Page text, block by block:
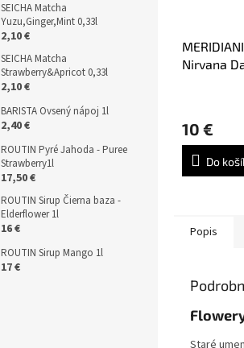
SEICHA Matcha
Yuzu,Ginger,Mint 0,33l
2,10 €
SEICHA Matcha
Strawberry&Apricot 0,33l
2,10 €
BARISTA Ovsený nápoj 1l
2,40 €
ROUTIN Pyré Jahoda - Puree
Strawberry1l
17,50 €
ROUTIN Sirup Čierna baza -
Elderflower 1l
16 €
ROUTIN Sirup Mango 1l
17 €
Nirvana
produktu
je
5,0
z
10 €
Do
Popis